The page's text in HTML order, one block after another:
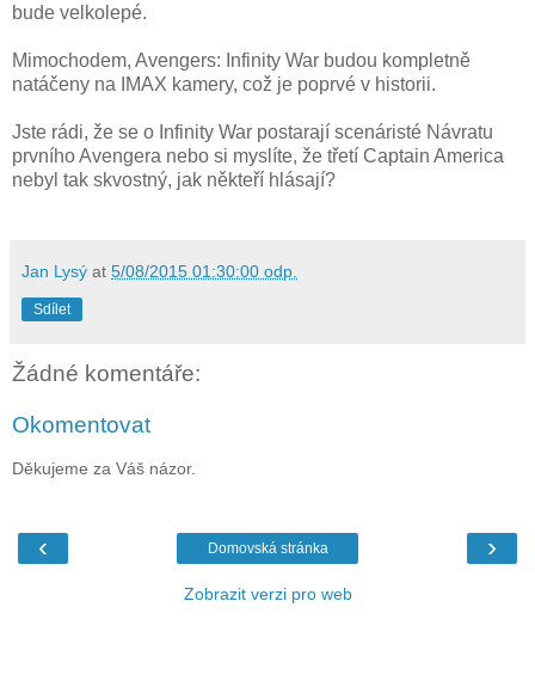
bude velkolepé.
Mimochodem, Avengers: Infinity War budou kompletně
natáčeny na IMAX kamery, což je poprvé v historii.
Jste rádi, že se o Infinity War postarají scenáristé Návratu
prvního Avengera nebo si myslíte, že třetí Captain America
nebyl tak skvostný, jak někteří hlásají?
Jan Lysý at 5/08/2015 01:30:00 odp.
Sdílet
Žádné komentáře:
Okomentovat
Děkujeme za Váš názor.
‹ ›
Domovská stránka
Zobrazit verzi pro web